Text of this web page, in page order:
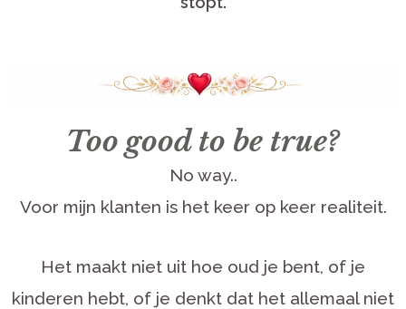
Too good to be true?
No way..
Voor mijn klanten is het keer op keer realiteit.
Het maakt niet uit hoe oud je bent, of je
kinderen hebt, of je denkt dat het allemaal niet